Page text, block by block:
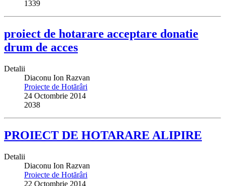
1339
proiect de hotarare acceptare donatie
drum de acces
Detalii
Diaconu Ion Razvan
Proiecte de Hotărâri
24 Octombrie 2014
2038
PROIECT DE HOTARARE ALIPIRE
Detalii
Diaconu Ion Razvan
Proiecte de Hotărâri
22 Octombrie 2014